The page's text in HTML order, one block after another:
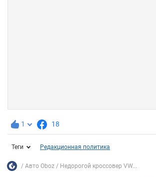
1 18
Теги Редакционная политика
Авто Oboz Недорогой кроссовер VW...